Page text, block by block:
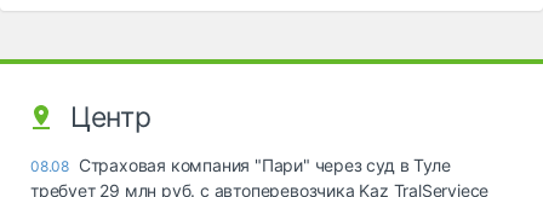
Центр
08.08 Страховая компания "Пари" через суд в Туле
требует 29 млн руб. с автоперевозчика Kaz TralServiece